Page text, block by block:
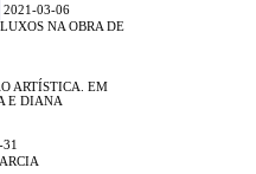
2021-03-06
NA OBRA DE
ARTÍSTICA. EM
E DIANA